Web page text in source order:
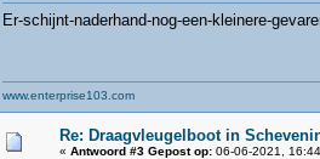
Er-schijnt-naderhand-nog-een-kleinere-
www.enterprise103.com
Re: Draagvleugelboot in
« Antwoord #3 Gepost op:06-06-2021,